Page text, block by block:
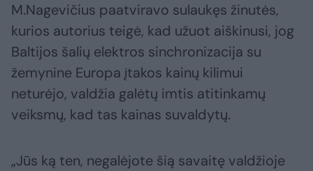
M.Nagevičius paatviravo sulaukęs žinutės,
kurios autorius teigė, kad užuot aiškinusi, jog
Baltijos šalių elektros sinchronizacija su
žemynine Europa įtakos kainų kilimui
neturėjo, valdžia galėtų imtis atitinkamų
veiksmų, kad tas kainas suvaldytų.
„Jūs ką ten, negalėjote šią savaitę valdžioje